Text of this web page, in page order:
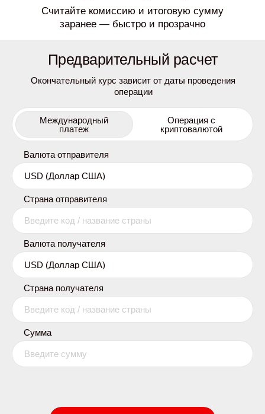
Считайте комиссию и итоговую сумму
заранее — быстро и прозрачно
Предварительный расчет
Окончательный курс зависит от даты проведения
операции
Международный
платеж
Операция с
криптовалютой
Валюта отправителя
Страна отправителя
Валюта получателя
Страна получателя
Сумма